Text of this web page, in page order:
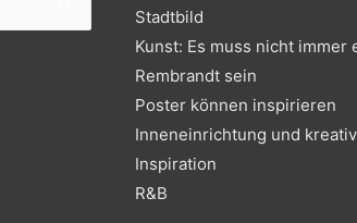
Stadtbild
Kunst: Es muss nicht immer
Rembrandt sein
Poster können inspirieren
Inneneinrichtung und
Inspiration
R&B